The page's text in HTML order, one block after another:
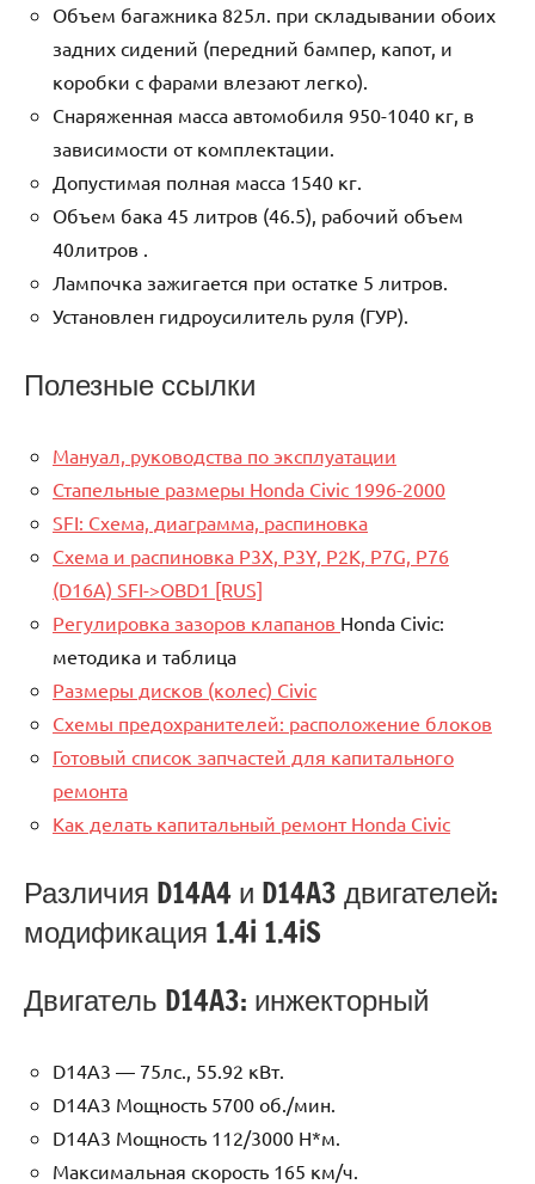
Объем багажника 825л. при складывании обоих
задних сидений (передний бампер, капот, и
коробки с фарами влезают легко).
Снаряженная масса автомобиля 950-1040 кг, в
зависимости от комплектации.
Допустимая полная масса 1540 кг.
Объем бака 45 литров (46.5), рабочий объем
40литров .
Лампочка зажигается при остатке 5 литров.
Установлен гидроусилитель руля (ГУР).
Полезные ссылки
Мануал, руководства по эксплуатации
Стапельные размеры Honda Civic 1996-2000
SFI: Схема, диаграмма, распиновка
Схема и распиновка P3X, P3Y, P2K, P7G, P76
(D16A) SFI->OBD1 [RUS]
Регулировка зазоров клапанов Honda Civic:
методика и таблица
Размеры дисков (колес) Civic
Схемы предохранителей: расположение блоков
Готовый список запчастей для капитального
ремонта
Как делать капитальный ремонт Honda Civic
Различия D14A4 и D14A3 двигателей:
модификация 1.4i 1.4iS
Двигатель D14A3: инжекторный
D14A3 — 75лс., 55.92 кВт.
D14A3 Мощность 5700 об./мин.
D14A3 Мощность 112/3000 Н*м.
Максимальная скорость 165 км/ч.